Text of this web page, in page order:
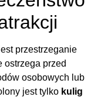
przestrzeganie
ostrzega przed
osobowych lub
jest tylko kulig